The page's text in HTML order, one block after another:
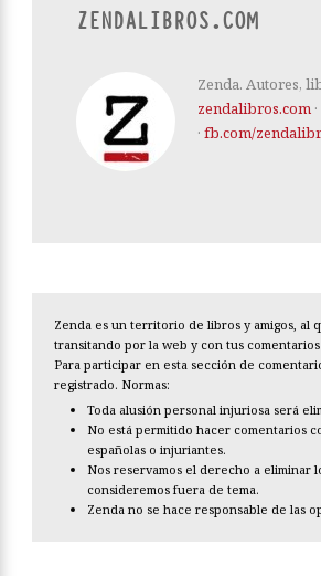
ZENDALIBROS.COM
Zenda. Autores,
zendalibros.com ·
· fb.com/
Zenda es un territorio de libros y amigos, al
transitando por la web y con tus
Para participar en esta sección de
registrado. Normas:
Toda alusión personal injuriosa será
No está permitido hacer comentarios
españolas o injuriantes.
Nos reservamos el derecho a eliminar
consideremos fuera de tema.
Zenda no se hace responsable de las